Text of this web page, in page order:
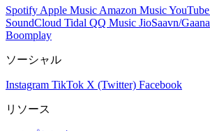
Spotify Apple Music Amazon MusicYouTube
SoundCloud Tidal QQ Music JioSaavn/Gaana
Boomplay
ソーシャル
Instagram TikTok X (Twitter) Facebook
リソース